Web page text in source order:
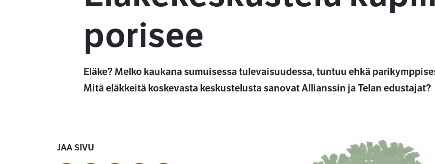
porisee
Eläke? Melko kaukana sumuisessa tulevaisuudessa, tuntuu ehkä
Mitä eläkkeitä koskevasta keskustelusta sanovat Allianssin ja Telan edustajat?
JAA SIVU